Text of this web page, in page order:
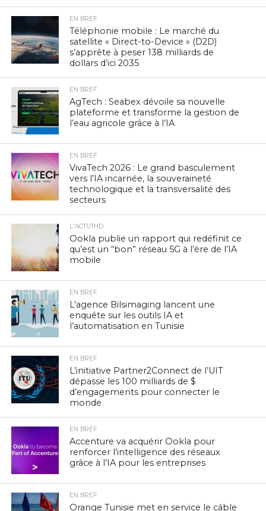
EN BREF
Téléphonie mobile : Le marché du
satellite « Direct-to-Device » (D2D)
s’apprête à peser 138 milliards de
dollars d’ici 2035
EN BREF
AgTech : Seabex dévoile sa nouvelle
plateforme et transforme la gestion de
l’eau agricole grâce à l’IA
EN BREF
VivaTech 2026 : Le grand basculement
vers l’IA incarnée, la souveraineté
technologique et la transversalité des
secteurs
L'ACTUTHD
Ookla publie un rapport qui redéfinit ce
qu’est un “bon” réseau 5G à l’ère de l’IA
mobile
EN BREF
L’agence Bilsimaging lancent une
enquête sur les outils IA et
l’automatisation en Tunisie
EN BREF
L’initiative Partner2Connect de l’UIT
dépasse les 100 milliards de $
d’engagements pour connecter le
monde
EN BREF
Accenture va acquérir Ookla pour
renforcer l’intelligence des réseaux
grâce à l’IA pour les entreprises
EN BREF
Orange Tunisie met en service le câble